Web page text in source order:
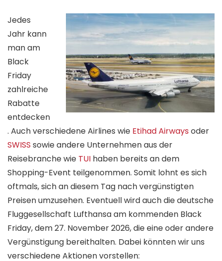
Jedes
Jahr kann
man am
Black
Friday
zahlreiche
Rabatte
entdecken
. Auch verschiedene Airlines wie Etihad Airways oder
SWISS sowie andere Unternehmen aus der
Reisebranche wie TUI haben bereits an dem
Shopping-Event teilgenommen. Somit lohnt es sich
oftmals, sich an diesem Tag nach vergünstigten
Preisen umzusehen. Eventuell wird auch die deutsche
Fluggesellschaft Lufthansa am kommenden Black
Friday, dem 27. November 2026, die eine oder andere
Vergünstigung bereithalten. Dabei könnten wir uns
verschiedene Aktionen vorstellen: